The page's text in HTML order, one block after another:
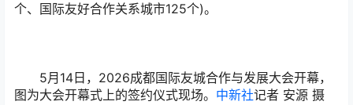
个、国际友好合作关系城市125个)。
5月14日，2026成都国际友城合作与发展大会开幕，
图为大会开幕式上的签约仪式现场。 中新社记者 安源 摄